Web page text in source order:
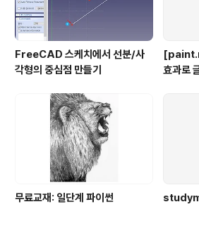
FreeCAD 스케치에서 선분/사
각형의 중심점 만들기
효과로
무료교재: 일단계 파이썬